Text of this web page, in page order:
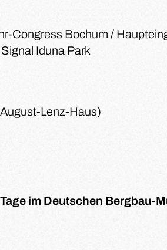
Congress Bochum /
Iduna Park
Lenz-Haus)
im Deutschen Bergbau-